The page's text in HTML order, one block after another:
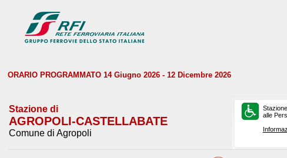
ORARIO PROGRAMMATO 14 Giugno 2026 - 12 Dicembre 2026
Stazione di
AGROPOLI-CASTELLABATE
Comune di Agropoli
alle